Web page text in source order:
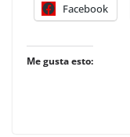
Facebook
Me gusta esto: